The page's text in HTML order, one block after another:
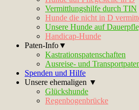
Vermittlungshilfe durch TIN
Hunde die nicht in D
Unsere Hunde auf
Handicap-Hunde
Paten-Info▼
Kastrationspatenschaften
Ausreise- und
Spenden und Hilfe
Unsere ehemaligen ▼
Glückshunde
Regenbogenbrücke